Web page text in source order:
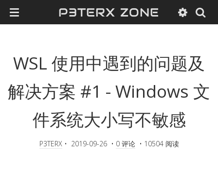
P3TERX ZONE
WSL 使用中遇到的问题及
解决方案 #1 - Windows 文
件系统大小写不敏感
P3TERX• 2019-09-26• 0 评论• 10504 阅读